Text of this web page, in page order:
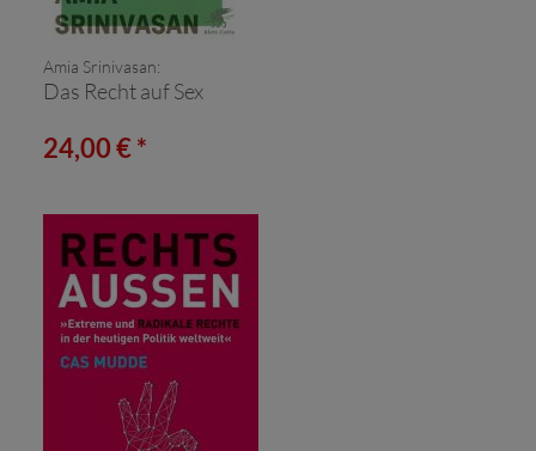
Amia Srinivasan:
Das Recht auf Sex
24,00 € *